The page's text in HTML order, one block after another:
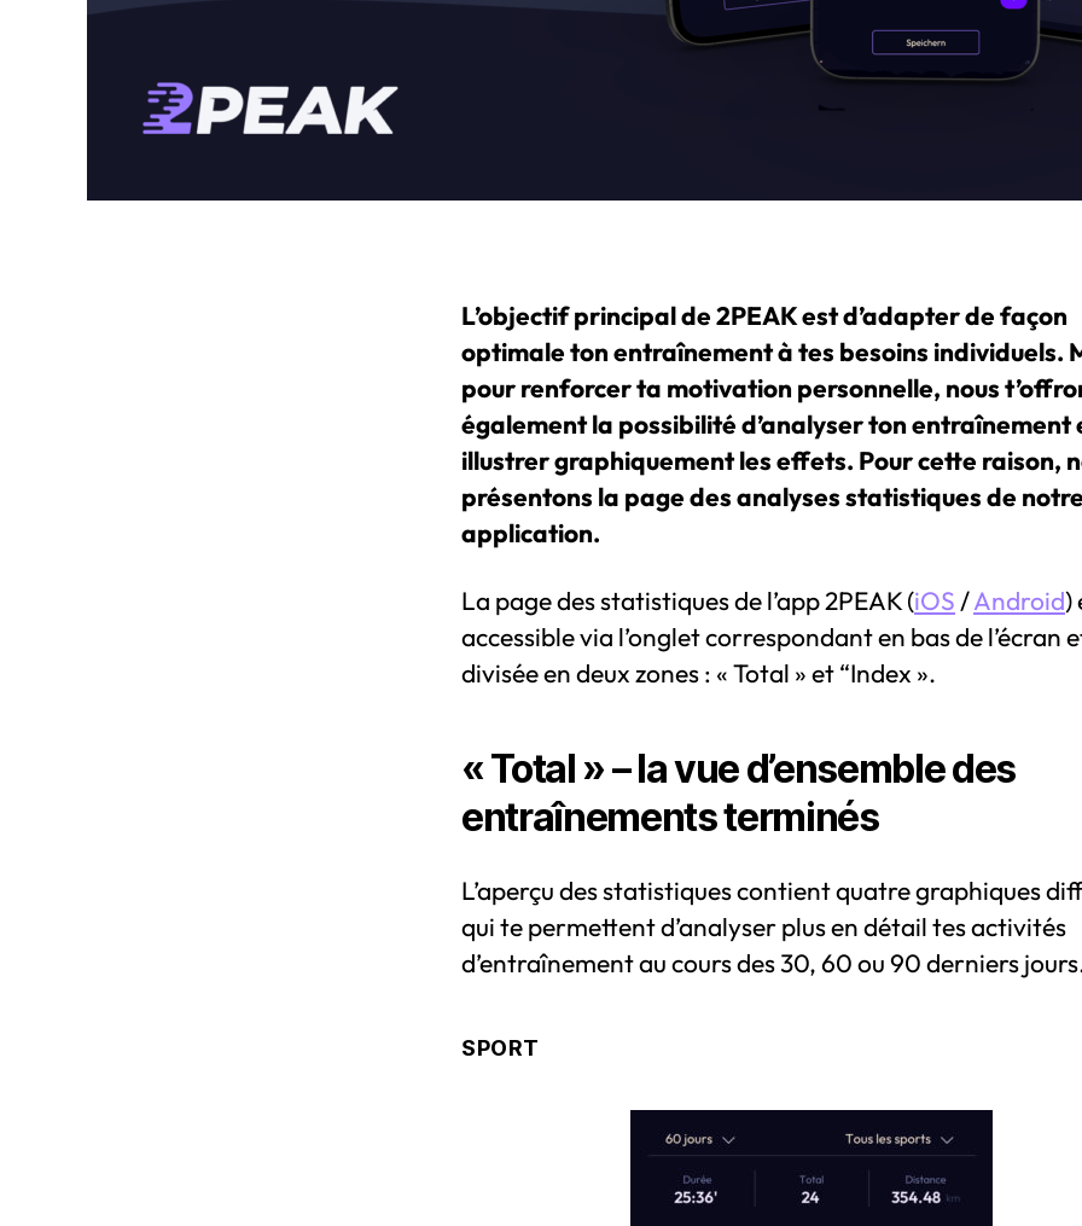
L’objectif principal de 2PEAK est d’adapter de façon
optimale ton entraînement à tes besoins individuels.
pour renforcer ta motivation personnelle, nous
également la possibilité d’analyser ton entraînement
illustrer graphiquement les effets. Pour cette raison,
présentons la page des analyses statistiques de notre
application.
La page des statistiques de l’app 2PEAK (iOS /Android)
accessible via l’onglet correspondant en bas de l’écran
divisée en deux zones : « Total » et “Index ».
« Total » – la vue d’ensemble des
entraînements terminés
L’aperçu des statistiques contient quatre graphiques
qui te permettent d’analyser plus en détail tes activités
d’entraînement au cours des 30, 60 ou 90 derniers
SPORT